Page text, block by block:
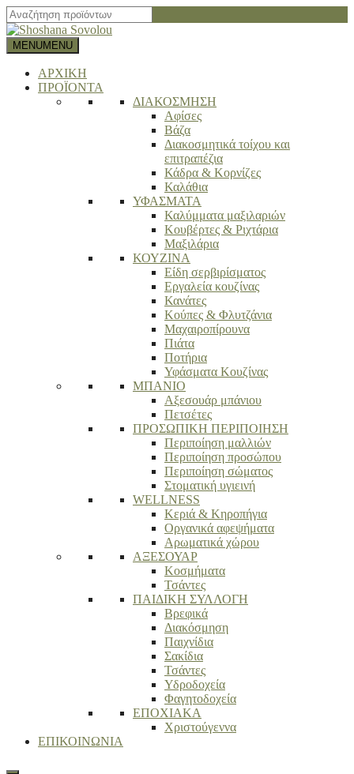
search
MENUMENU
ΑΡΧΙΚΗ
ΠΡΟΪΟΝΤΑ
ΔΙΑΚΟΣΜΗΣΗ
Αφίσες
Βάζα
Διακοσμητικά τοίχου και
επιτραπέζια
Κάδρα & Κορνίζες
Καλάθια
ΥΦΑΣΜΑΤΑ
Καλύμματα μαξιλαριών
Κουβέρτες & Ριχτάρια
Μαξιλάρια
ΚΟΥΖΙΝΑ
Είδη σερβιρίσματος
Εργαλεία κουζίνας
Κανάτες
Κούπες & Φλυτζάνια
Μαχαιροπίρουνα
Πιάτα
Ποτήρια
Υφάσματα Κουζίνας
ΜΠΑΝΙΟ
Αξεσουάρ μπάνιου
Πετσέτες
ΠΡΟΣΩΠΙΚΗ ΠΕΡΙΠΟΙΗΣΗ
Περιποίηση μαλλιών
Περιποίηση προσώπου
Περιποίηση σώματος
Στοματική υγιεινή
WELLNESS
Κεριά & Κηροπήγια
Οργανικά αφεψήματα
Αρωματικά χώρου
ΑΞΕΣΟΥΑΡ
Κοσμήματα
Τσάντες
ΠΑΙΔΙΚΗ ΣΥΛΛΟΓΗ
Βρεφικά
Διακόσμηση
Παιχνίδια
Σακίδια
Τσάντες
Υδροδοχεία
Φαγητοδοχεία
ΕΠΟΧΙΑΚΑ
Χριστούγεννα
ΕΠΙΚΟΙΝΩΝΙΑ